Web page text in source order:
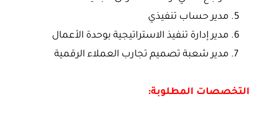
مدير حساب تنفيذي
مدير إدارة تنفيذ الاستراتيجية بوحدة الأعمال
مدير شعبة تصميم تجارب العملاء الرقمية
التخصصات المطلوبة: